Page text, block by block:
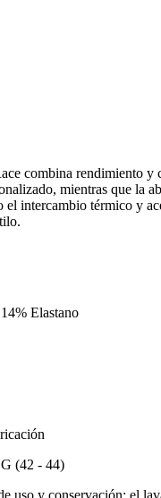
combina rendimiento y
mientras que la
el intercambio térmico y
Elastano
(42 - 44)
uso y conservación: el